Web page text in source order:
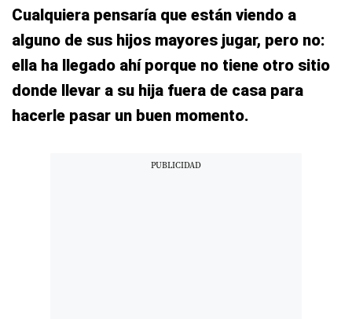
Cualquiera pensaría que están viendo a
alguno de sus hijos mayores jugar, pero no:
ella ha llegado ahí porque no tiene otro sitio
donde llevar a su hija fuera de casa para
hacerle pasar un buen momento.